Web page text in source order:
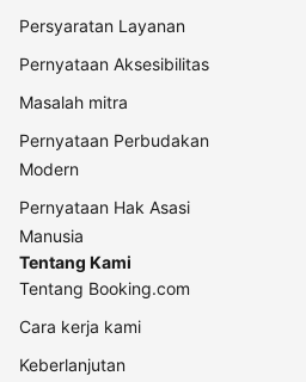
Persyaratan Layanan
Pernyataan Aksesibilitas
Masalah mitra
Pernyataan Perbudakan
Modern
Pernyataan Hak Asasi
Manusia
Tentang Kami
Tentang Booking.com
Cara kerja kami
Keberlanjutan